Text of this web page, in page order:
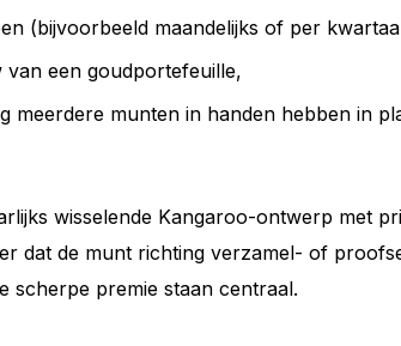
(bijvoorbeeld maandelijks of per
van een goudportefeuille,
meerdere munten in handen hebben in
wisselende Kangaroo-ontwerp met
dat de munt richting verzamel- of
scherpe premie staan centraal.